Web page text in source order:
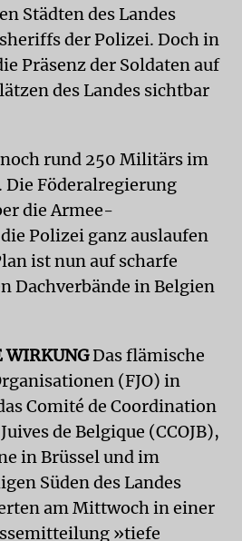
Städten des Landes
der Polizei. Doch in
Präsenz der Soldaten auf
des Landes sichtbar
rund 250 Militärs im
Föderalregierung
die Armee-
Polizei ganz auslaufen
ist nun auf scharfe
Dachverbände in Belgien
WIRKUNGDas flämische
(FJO) in
Comité de Coordination
de Belgique (CCOJB),
in Brüssel und im
Süden des Landes
am Mittwoch in einer
»tiefe